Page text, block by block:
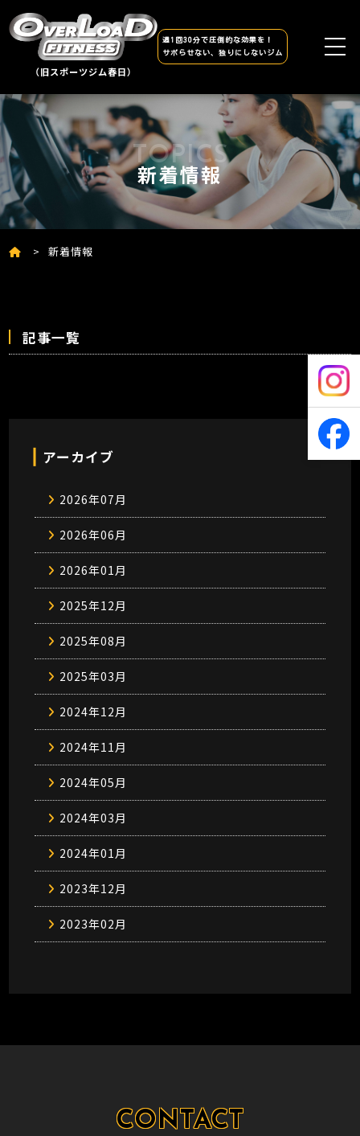
（旧スポーツジム春日）
週1回30分で圧倒的な効果を！
サボらせない、独りにしないジム
新着情報
新着情報
記事一覧
アーカイブ
2026年07月
2026年06月
2026年01月
2025年12月
2025年08月
2025年03月
2024年12月
2024年11月
2024年05月
2024年03月
2024年01月
2023年12月
2023年02月